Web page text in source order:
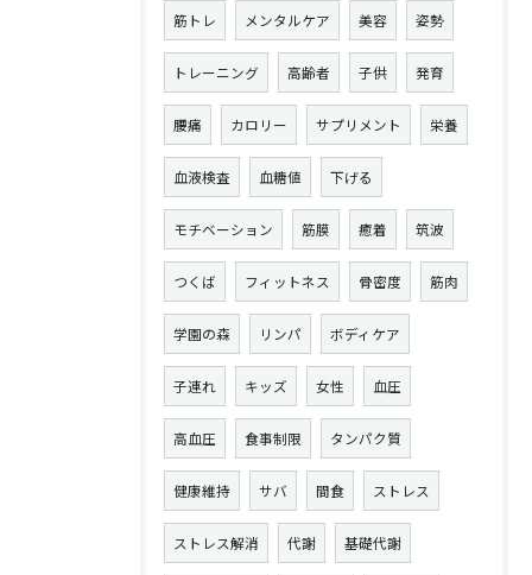
筋トレ メンタルケア 美容 姿勢
トレーニング 高齢者 子供 発育
腰痛 カロリー サプリメント 栄養
血液検査 血糖値 下げる
モチベーション 筋膜 癒着 筑波
つくば フィットネス 骨密度 筋肉
学園の森 リンパ ボディケア
子連れ キッズ 女性 血圧
高血圧 食事制限 タンパク質
健康維持 サバ 間食 ストレス
ストレス解消 代謝 基礎代謝